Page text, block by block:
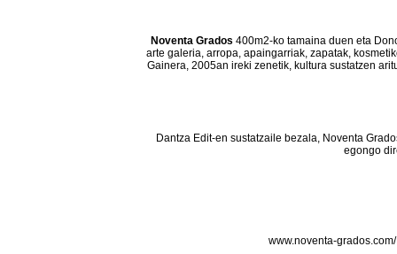
Noventa Grados 400m2-ko tamaina duen eta
arte galeria, arropa, apaingarriak, zapatak,
Gainera, 2005an ireki zenetik, kultura sustatzen
Dantza Edit-en sustatzaile bezala, Noventa
egongo
www.noventa-